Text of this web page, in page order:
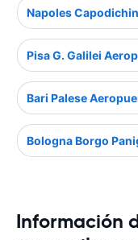
Napoles
Pisa G. Galilei
Bari Palese
Bologna Borgo
Información